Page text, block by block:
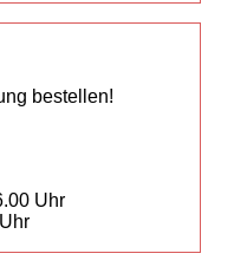
bestellen!
Uhr